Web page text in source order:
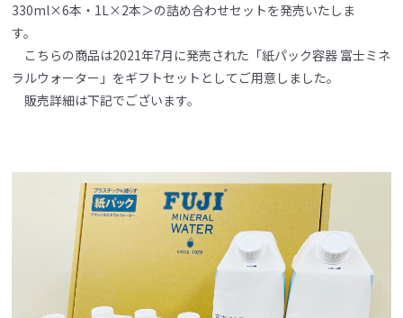
330ml×6本・1L×2本＞の詰め合わせセットを発売いたしま
す。
こちらの商品は2021年7月に発売された「紙パック容器 富士ミネ
ラルウォーター」をギフトセットとしてご用意しました。
販売詳細は下記でございます。